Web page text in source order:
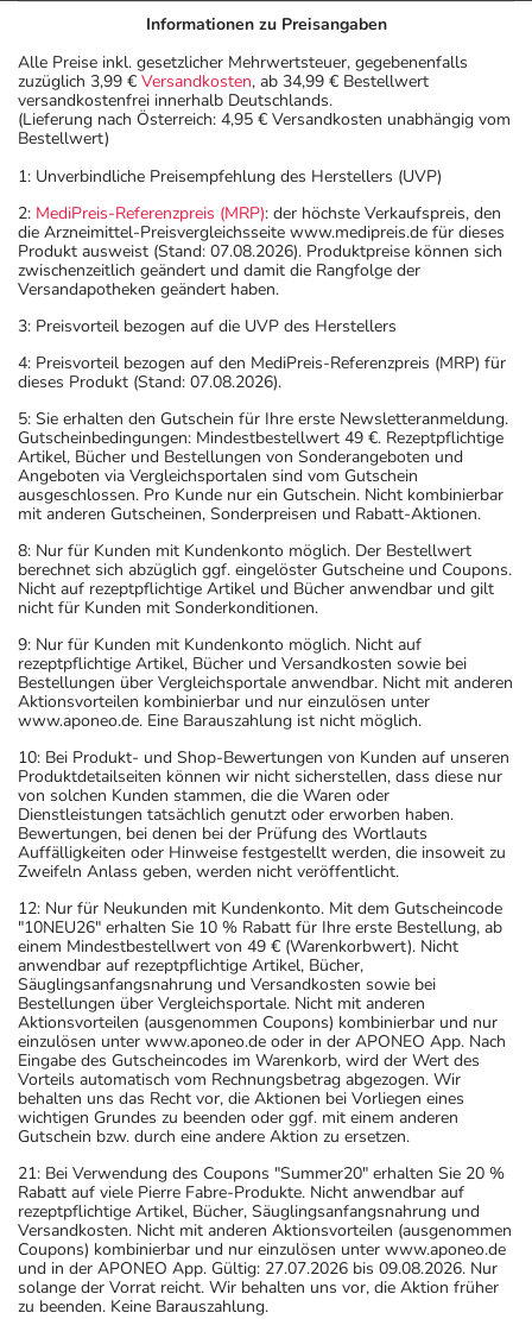
Die Gesamtdosis sollte nicht ohne Rücksprache mit
einem Arzt oder Apotheker überschritten werden.
Art der Anwendung?
Nehmen Sie das Arzneimittel mit Flüssigkeit (z.B. 1 Glas
Wasser) ein.
Dauer der Anwendung?
Einnahmezyklus: Täglich 1 Tablette für 21 aufeinander
Empfängnisschutz besteht auch während der 7-tägigen
wiederholt, solange eine hormonale Behandlung oder
Empfängnisverhütung erwünscht ist.
Prinzipiell ist die Dauer der Anwendung zeitlich nicht
begrenzt, das Arzneimittel kann daher längerfristig
angewendet werden.
Überdosierung?
und vaginalen Blutungen kommen. Setzen Sie sich bei
dem Verdacht auf eine Überdosierung umgehend mit
einem Arzt in Verbindung.
Einnahme vergessen?
Bei einer einmaligen vergessenen Einnahme sollte eine
zweite Einnahme innerhalb von 12 Stunden erfolgen. Ist
dies nicht möglich, treffen Sie zusätzliche
empfängnisverhütende Maßnahmen, z.B. Kondome und
fragen Sie Ihren Arzt oder Apotheker.
Generell gilt: Achten Sie vor allem bei Säuglingen,
Kleinkindern und älteren Menschen auf eine
gewissenhafte Dosierung. Im Zweifelsfalle fragen Sie
Ihren Arzt oder Apotheker nach etwaigen Auswirkungen
oder Vorsichtsmaßnahmen.
Eine vom Arzt verordnete Dosierung kann von den
Angaben der Packungsbeilage abweichen. Da der Arzt sie
individuell abstimmt, sollten Sie das Arzneimittel daher
nach seinen Anweisungen anwenden.
Aufbewahrung
Informationen zu Preisangaben
Alle Preise inkl. gesetzlicher Mehrwertsteuer, gegebenenfalls
zuzüglich 3,99 € Versandkosten, ab 34,99 € Bestellwert
versandkostenfrei innerhalb Deutschlands.
(Lieferung nach Österreich: 4,95 € Versandkosten unabhängig vom
Bestellwert)
1: Unverbindliche Preisempfehlung des Herstellers (UVP)
2: MediPreis-Referenzpreis (MRP): der höchste Verkaufspreis, den
die Arzneimittel-Preisvergleichsseite www.medipreis.de für dieses
Produkt ausweist (Stand: 07.08.2026). Produktpreise können sich
zwischenzeitlich geändert und damit die Rangfolge der
Versandapotheken geändert haben.
3: Preisvorteil bezogen auf die UVP des Herstellers
4: Preisvorteil bezogen auf den MediPreis-Referenzpreis (MRP) für
dieses Produkt (Stand: 07.08.2026).
5: Sie erhalten den Gutschein für Ihre erste Newsletteranmeldung.
Gutscheinbedingungen: Mindestbestellwert 49 €. Rezeptpflichtige
Artikel, Bücher und Bestellungen von Sonderangeboten und
Angeboten via Vergleichsportalen sind vom Gutschein
ausgeschlossen. Pro Kunde nur ein Gutschein. Nicht kombinierbar
mit anderen Gutscheinen, Sonderpreisen und Rabatt-Aktionen.
8: Nur für Kunden mit Kundenkonto möglich. Der Bestellwert
berechnet sich abzüglich ggf. eingelöster Gutscheine und Coupons.
Nicht auf rezeptpflichtige Artikel und Bücher anwendbar und gilt
nicht für Kunden mit Sonderkonditionen.
9: Nur für Kunden mit Kundenkonto möglich. Nicht auf
rezeptpflichtige Artikel, Bücher und Versandkosten sowie bei
Bestellungen über Vergleichsportale anwendbar. Nicht mit anderen
Aktionsvorteilen kombinierbar und nur einzulösen unter
www.aponeo.de. Eine Barauszahlung ist nicht möglich.
10: Bei Produkt- und Shop-Bewertungen von Kunden auf unseren
Produktdetailseiten können wir nicht sicherstellen, dass diese nur
von solchen Kunden stammen, die die Waren oder
Dienstleistungen tatsächlich genutzt oder erworben haben.
Bewertungen, bei denen bei der Prüfung des Wortlauts
Auffälligkeiten oder Hinweise festgestellt werden, die insoweit zu
Zweifeln Anlass geben, werden nicht veröffentlicht.
12: Nur für Neukunden mit Kundenkonto. Mit dem Gutscheincode
"10NEU26" erhalten Sie 10 % Rabatt für Ihre erste Bestellung, ab
einem Mindestbestellwert von 49 € (Warenkorbwert). Nicht
anwendbar auf rezeptpflichtige Artikel, Bücher,
Säuglingsanfangsnahrung und Versandkosten sowie bei
Bestellungen über Vergleichsportale. Nicht mit anderen
Aktionsvorteilen (ausgenommen Coupons) kombinierbar und nur
einzulösen unter www.aponeo.de oder in der APONEO App. Nach
Eingabe des Gutscheincodes im Warenkorb, wird der Wert des
Vorteils automatisch vom Rechnungsbetrag abgezogen. Wir
behalten uns das Recht vor, die Aktionen bei Vorliegen eines
wichtigen Grundes zu beenden oder ggf. mit einem anderen
Gutschein bzw. durch eine andere Aktion zu ersetzen.
21: Bei Verwendung des Coupons "Summer20" erhalten Sie 20 %
Rabatt auf viele Pierre Fabre-Produkte. Nicht anwendbar auf
rezeptpflichtige Artikel, Bücher, Säuglingsanfangsnahrung und
Versandkosten. Nicht mit anderen Aktionsvorteilen (ausgenommen
Coupons) kombinierbar und nur einzulösen unter www.aponeo.de
und in der APONEO App. Gültig: 27.07.2026 bis 09.08.2026. Nur
solange der Vorrat reicht. Wir behalten uns vor, die Aktion früher
zu beenden. Keine Barauszahlung.